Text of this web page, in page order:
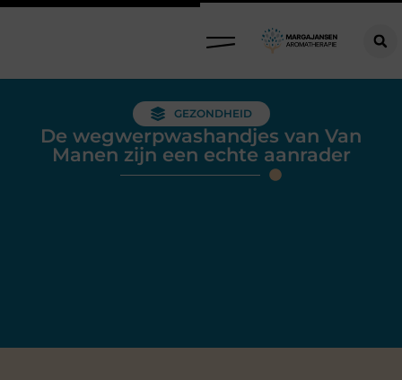
GEZONDHEID
De wegwerpwashandjes van Van
Manen zijn een echte aanrader